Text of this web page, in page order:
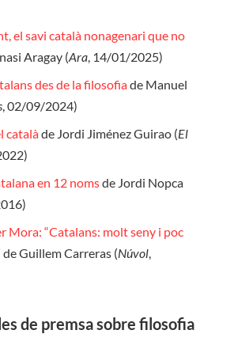
el savi català nonagenari que no
Aragay (Ara, 14/01/2025)
des de la filosofiade Manuel
, 02/09/2024)
catalàde Jordi Jiménez Guirao (El
en 12 nomsde Jordi Nopca
Mora: “Catalans: molt seny i poc
de Guillem Carreras (Núvol,
de premsa sobre filosofia